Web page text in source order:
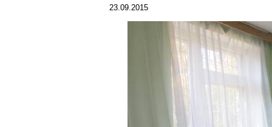
23.09.2015